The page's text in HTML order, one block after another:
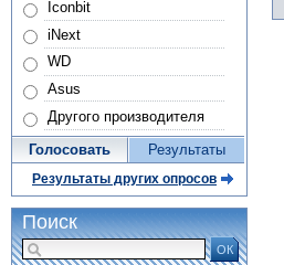
Iconbit
iNext
WD
Asus
Другого производителя
Голосовать Результаты
Результаты других опросов
Поиск
ОК